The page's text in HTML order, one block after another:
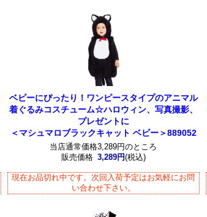
ベビーにぴったり！ワンピースタイプのアニマル
着ぐるみコスチューム☆ハロウィン、写真撮影、
プレゼントに
＜マシュマロブラックキャット ベビー＞889052
当店通常価格3,289円のところ
販売価格 3,289円(税込)
現在お品切れ中です。次回入荷予定はお気軽にお問
い合わせ下さい。